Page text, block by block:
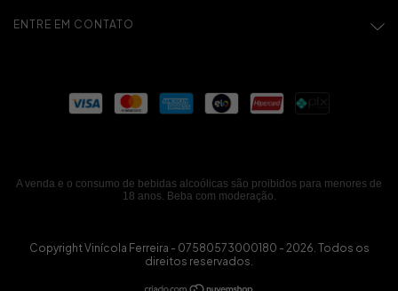
ENTRE EM CONTATO
A venda e o consumo de bebidas alcoólicas são proibidos para menores de
18 anos. Beba com moderação.
Copyright Vinícola Ferreira - 07580573000180 - 2026. Todos os
direitos reservados.